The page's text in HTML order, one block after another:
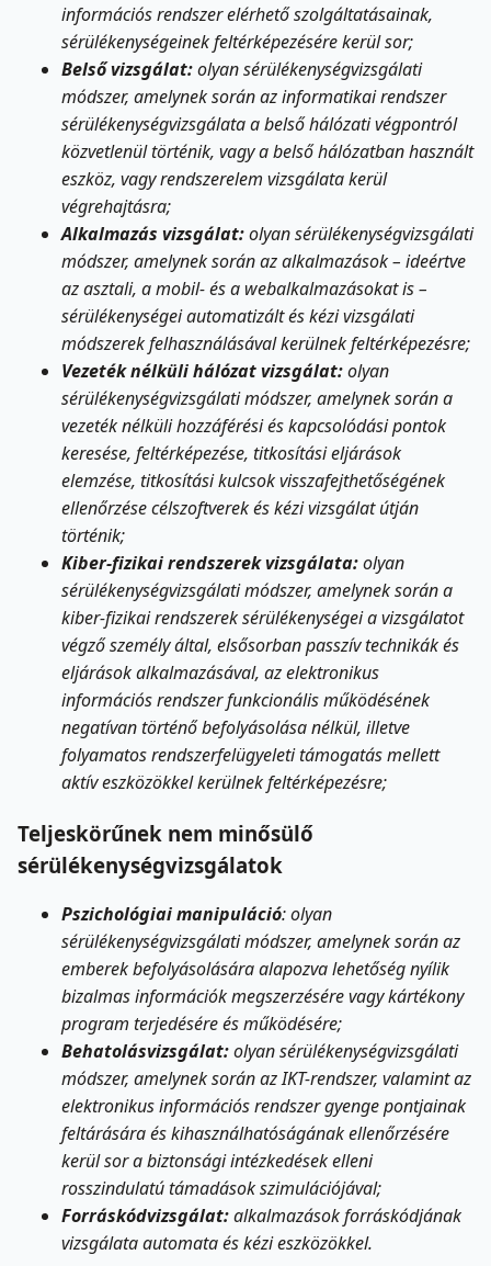
információs rendszer elérhető szolgáltatásainak,
sérülékenységeinek feltérképezésére kerül sor;
Belső vizsgálat:olyan sérülékenységvizsgálati
módszer, amelynek során az informatikai rendszer
sérülékenységvizsgálata a belső hálózati végpontról
közvetlenül történik, vagy a belső hálózatban használt
eszköz, vagy rendszerelem vizsgálata kerül
végrehajtásra;
Alkalmazás vizsgálat:olyan sérülékenységvizsgálati
módszer, amelynek során az alkalmazások – ideértve
az asztali, a mobil- és a webalkalmazásokat is –
sérülékenységei automatizált és kézi vizsgálati
módszerek felhasználásával kerülnek feltérképezésre;
Vezeték nélküli hálózat vizsgálat:olyan
sérülékenységvizsgálati módszer, amelynek során a
vezeték nélküli hozzáférési és kapcsolódási pontok
keresése, feltérképezése, titkosítási eljárások
elemzése, titkosítási kulcsok visszafejthetőségének
ellenőrzése célszoftverek és kézi vizsgálat útján
történik;
Kiber-fizikai rendszerek vizsgálata:olyan
sérülékenységvizsgálati módszer, amelynek során a
kiber-fizikai rendszerek sérülékenységei a vizsgálatot
végző személy által, elsősorban passzív technikák és
eljárások alkalmazásával, az elektronikus
információs rendszer funkcionális működésének
negatívan történő befolyásolása nélkül, illetve
folyamatos rendszerfelügyeleti támogatás mellett
aktív eszközökkel kerülnek feltérképezésre;
Teljeskörűnek nem minősülő
sérülékenységvizsgálatok
Pszichológiai manipuláció: olyan
sérülékenységvizsgálati módszer, amelynek során az
emberek befolyásolására alapozva lehetőség nyílik
bizalmas információk megszerzésére vagy kártékony
program terjedésére és működésére;
Behatolásvizsgálat:olyan sérülékenységvizsgálati
módszer, amelynek során az IKT-rendszer, valamint az
elektronikus információs rendszer gyenge pontjainak
feltárására és kihasználhatóságának ellenőrzésére
kerül sor a biztonsági intézkedések elleni
rosszindulatú támadások szimulációjával;
Forráskódvizsgálat:alkalmazások forráskódjának
vizsgálata automata és kézi eszközökkel.